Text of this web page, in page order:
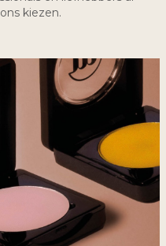
kiezen.